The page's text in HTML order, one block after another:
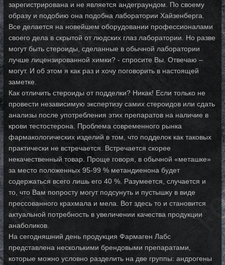
зарегистрирована и не является андеграундом. По своему
образу и подобию она подобна лаборатории Хайзенберга.
Все делается на новейшем оборудовании профессионалами
своего дела в скрытой от людских глаз лаборатории. Но разве
могут быть стероиды, сделанные в обычной лаборатории
лучше лицензированной химки? - спросите Вы. Отвечаю –
могут. И об этом я как раз и хочу поговорить в настоящей
заметке.
Как отличить стероиды от подделки? Никак! Если только не
провести независимую экспертизу самих стероидов или сдать
анализы после употребления этих препаратов на наличие в
крови тестостерона. Проблема современного рынка
фармакологических изделий в том, что подделок как таковых
практически не встречается. Встречается скорее
некачественный товар. Проще говоря, в обычной «меташке»
за место положенных 95-99 % метандиенона будет
содержаться всего лишь его 40 %. Разумеется, случается и
то, что Вам попросту могут подсунуть и пустышку в виде
прессованного крахмала и мела. Вот здесь то и становится
актуальной потребность в увеличении качества продукции
анаболиков.
На сегодняшний день продукция Фармаген Лабс
представлена несколькими брендовыми препаратами,
которые можно условно разделить на две группы: андрогены